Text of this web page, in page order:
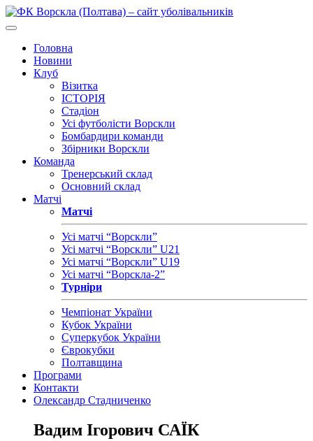
Головна
Новини
Клуб
Візитка
ІСТОРІЯ
Стадіон
Усі футболісти Ворскли
Бомбардири команди
Збірники Ворскли
Команда
Тренерський склад
Основний склад
Матчі
Матчі
Усі матчі “Ворскли”
Усі матчі “Ворскли” U21
Усі матчі “Ворскли” U19
Усі матчі “Ворскла-2”
Турніри
Чемпіонат України
Кубок України
Суперкубок України
Єврокубки
Полтавщина
Програми
Контакти
Олександр Стадниченко
Вадим Ігорович САЇК